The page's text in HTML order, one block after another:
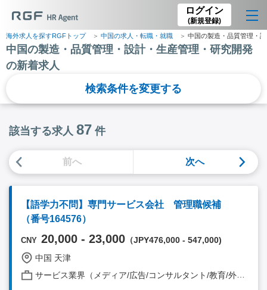
ログイン
(新規登録)
海外求人を探すRGFトップ 中国の求人・転職・就職 中国の製造・品質管理・
中国の製造・品質管理・設計・生産管理・研究開発
の新着求人
検索条件を変更する
該当する求人 87 件
前へ 次へ
【語学力不問】専門サービス会社 管理職候補
（番号164576）
CNY 20,000 - 23,000 （JPY476,000 - 547,000)
中国 天津
サービス業界（メディア/広告/コンサルタント/教育/外食/飲食/美容/娯楽/士業 他）